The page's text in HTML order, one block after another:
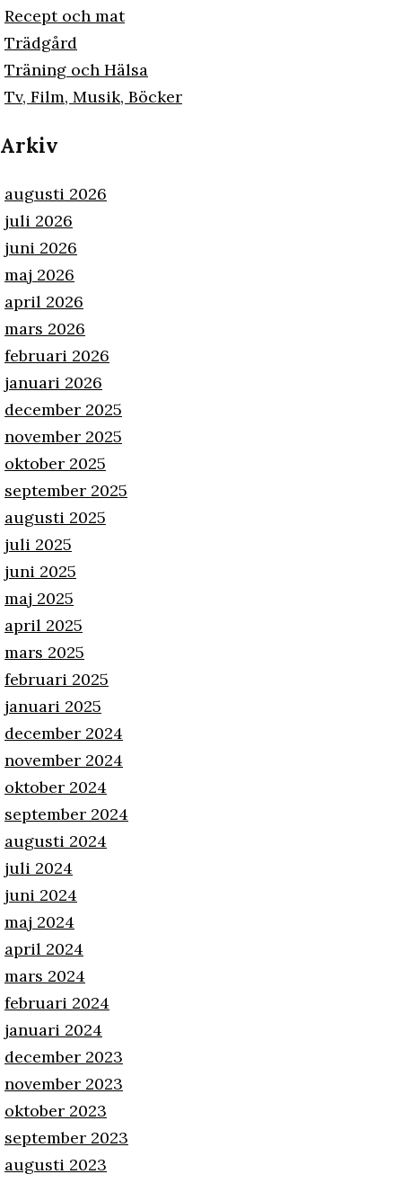
Recept och mat
Trädgård
Träning och Hälsa
Tv, Film, Musik, Böcker
Arkiv
augusti 2026
juli 2026
juni 2026
maj 2026
april 2026
mars 2026
februari 2026
januari 2026
december 2025
november 2025
oktober 2025
september 2025
augusti 2025
juli 2025
juni 2025
maj 2025
april 2025
mars 2025
februari 2025
januari 2025
december 2024
november 2024
oktober 2024
september 2024
augusti 2024
juli 2024
juni 2024
maj 2024
april 2024
mars 2024
februari 2024
januari 2024
december 2023
november 2023
oktober 2023
september 2023
augusti 2023